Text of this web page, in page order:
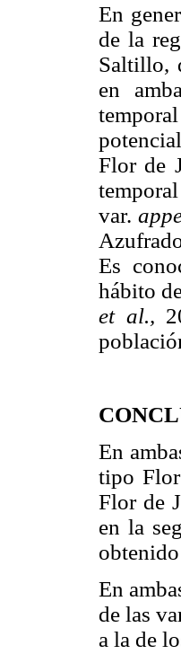
En
de la
Saltillo,
en
Flor de
var.
Es
hábito
et al.,
En
tipo
Flor de
en la
En
de las
a la de